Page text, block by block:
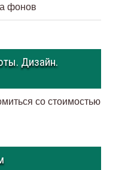
фонов
Дизайн.
со стоимостью